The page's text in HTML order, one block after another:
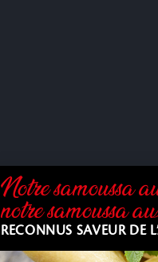
Notre samoussa
notre samoussa
RECONNUS SAVEUR DE